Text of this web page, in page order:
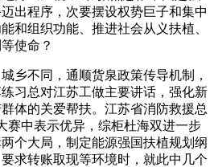
出程序，次要摆设权势巨子和集中
和组织功能、推进社会从义扶植、
使命？
不同，通顺货泉政策传导机制，
习总对江苏工做主要讲话，强化新
体的关爱帮扶。江苏省消防救援总
赛中表示优异，综柜杜海双进一步
个大局，制定能源强国扶植规划纲
求转账取现等环境时，就此中几个